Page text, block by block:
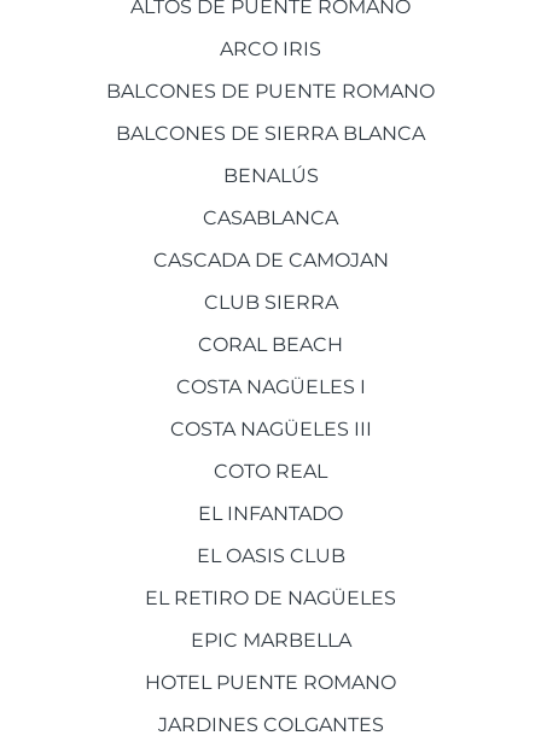
ALTOS DE PUENTE ROMANO
ARCO IRIS
BALCONES DE PUENTE ROMANO
BALCONES DE SIERRA BLANCA
BENALÚS
CASABLANCA
CASCADA DE CAMOJAN
CLUB SIERRA
CORAL BEACH
COSTA NAGÜELES I
COSTA NAGÜELES III
COTO REAL
EL INFANTADO
EL OASIS CLUB
EL RETIRO DE NAGÜELES
EPIC MARBELLA
HOTEL PUENTE ROMANO
JARDINES COLGANTES